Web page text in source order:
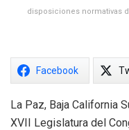
disposiciones normativas
Facebook
La Paz, Baja California
XVII Legislatura del